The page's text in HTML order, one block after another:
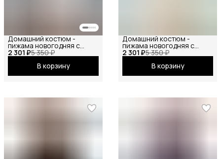
2 301 ₽5 350 ₽
Домашний костюм -
пижама новогодняя с
рубашкой и шортами на
COLLECTION от маленьких
В корзину
2 301 ₽5 350 ₽
Домашний костюм -
пижама новогодняя с
рубашкой и шортами на
COLLECTION от маленьких
В корзину